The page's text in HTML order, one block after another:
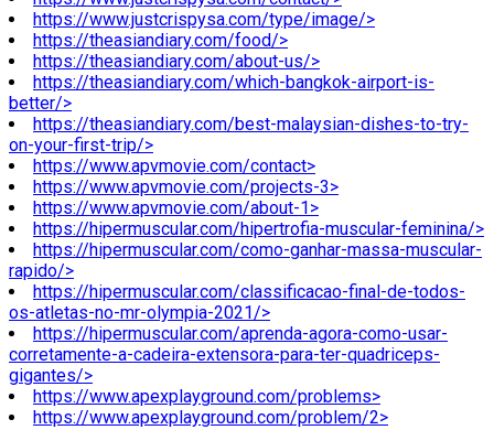
https://www.justcrispysa.com/type/image/>
https://theasiandiary.com/food/>
https://theasiandiary.com/about-us/>
https://theasiandiary.com/which-bangkok-airport-is-
better/>
https://theasiandiary.com/best-malaysian-dishes-to-try-
on-your-first-trip/>
https://www.apvmovie.com/contact>
https://www.apvmovie.com/projects-3>
https://www.apvmovie.com/about-1>
https://hipermuscular.com/hipertrofia-muscular-feminina/>
https://hipermuscular.com/como-ganhar-massa-muscular-
rapido/>
https://hipermuscular.com/classificacao-final-de-todos-
os-atletas-no-mr-olympia-2021/>
https://hipermuscular.com/aprenda-agora-como-usar-
corretamente-a-cadeira-extensora-para-ter-quadriceps-
gigantes/>
https://www.apexplayground.com/problems>
https://www.apexplayground.com/problem/2>